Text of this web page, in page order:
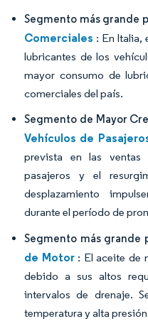
Segmento más grande
Comerciales : En Italia,
lubricantes de los
mayor consumo de
comerciales del país.
Segmento de Mayor
Vehículos de
prevista en las
pasajeros y el
desplazamiento
durante el período de
Segmento más grande
de Motor: El aceite de
debido a sus altos
intervalos de drenaje.
temperatura y alta